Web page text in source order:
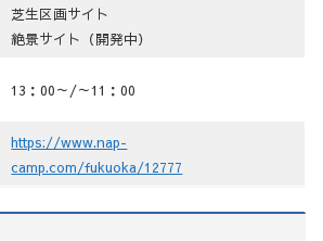
芝生区画サイト
絶景サイト（開発中）
13：00～/～11：00
https://www.nap-
camp.com/fukuoka/12777